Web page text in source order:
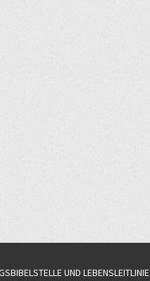
UND LEBENSLEITLINIE